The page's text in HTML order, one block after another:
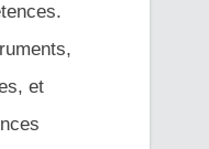
et